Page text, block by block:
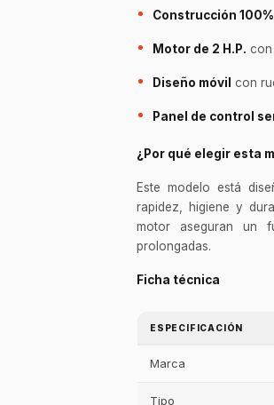
Construcción
Motor de 2 H.P. con
Diseño móvil con
Panel de control
¿Por qué elegir esta
Este modelo está
rapidez, higiene y
motor aseguran un
prolongadas.
Ficha técnica
ESPECIFICACIÓN
Marca
Tipo